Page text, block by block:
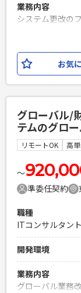
必須スキル
・ITヘルプデス
の実務経験 ・
ト・権限管理
（マニュアル、
参画を希望され
ンバーと柔軟に
いスムーズなコ
を効率的にこな
して業務を組み
PHPを用いた
Laravelを用
エンジニア複
業務内容
システム更改の
を可能にする
進。 ステークホ
をご担当いただ
必須スキル
・英語(ビジネス
・勘定系システ
Laravelを用い
エンジニア複
お気
グローバル/
テムのグロ
リモートOK 高
〜
準委任契約
職種
ITコンサルタント
開発環境
業務内容
グローバル業務